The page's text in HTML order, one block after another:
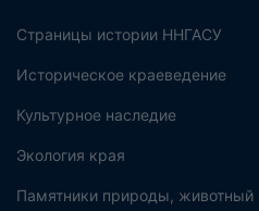
Страницы истории ННГАСУ
Историческое краеведение
Культурное наследие
Экология края
Памятники природы, животный